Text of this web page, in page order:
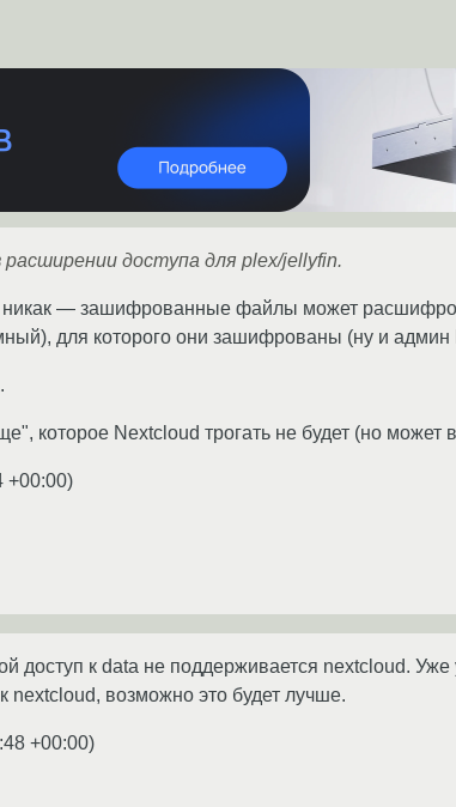
доступа для plex/jellyfin.
— зашифрованные файлы может
для которого они зашифрованы (ну и
которое Nextcloud трогать не будет (но
+00:00)
доступ к data не поддерживается nextcloud.
nextcloud, возможно это будет лучше.
+00:00)